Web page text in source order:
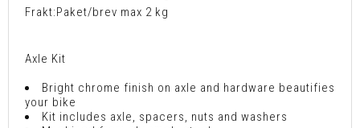
Frakt:Paket/brev max 2 kg
Axle Kit
Bright chrome finish on axle and hardware beautifies
your bike
Kit includes axle, spacers, nuts and washers